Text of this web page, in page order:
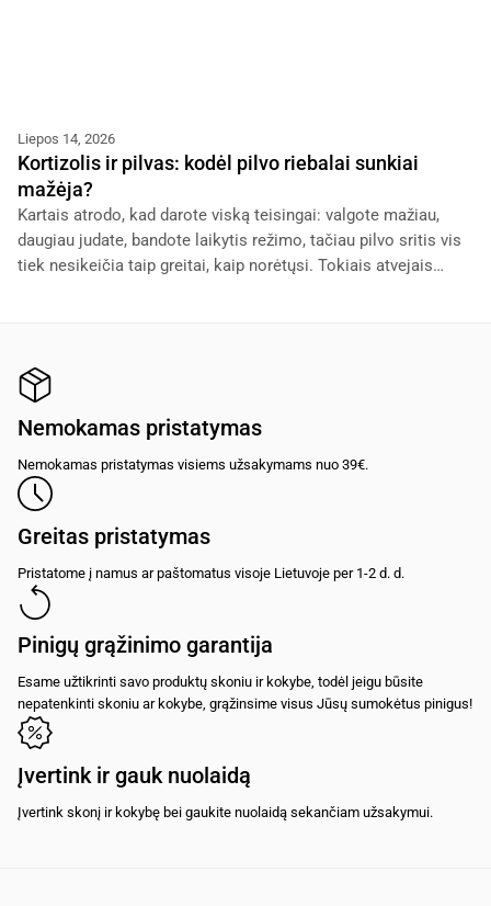
Liepos 14, 2026
Kortizolis ir pilvas: kodėl pilvo riebalai sunkiai
mažėja?
Kartais atrodo, kad darote viską teisingai: valgote mažiau,
daugiau judate, bandote laikytis režimo, tačiau pilvo sritis vis
tiek nesikeičia taip greitai, kaip norėtųsi. Tokiais atvejais
Nemokamas pristatymas
Nemokamas pristatymas visiems užsakymams nuo 39€.
Greitas pristatymas
Pristatome į namus ar paštomatus visoje Lietuvoje per 1-2 d. d.
Pinigų grąžinimo garantija
Esame užtikrinti savo produktų skoniu ir kokybe, todėl jeigu būsite
nepatenkinti skoniu ar kokybe, grąžinsime visus Jūsų sumokėtus pinigus!
Įvertink ir gauk nuolaidą
Įvertink skonį ir kokybę bei gaukite nuolaidą sekančiam užsakymui.